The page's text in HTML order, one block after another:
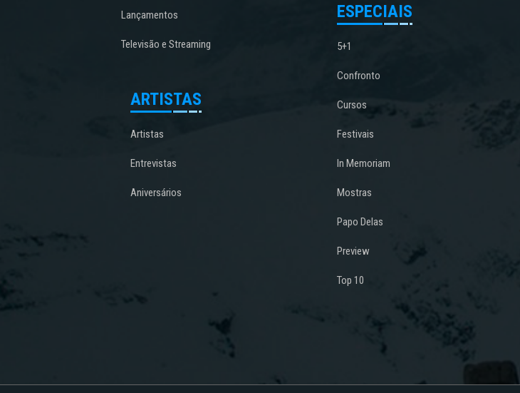
Lançamentos
Televisão e Streaming
ARTISTAS
Artistas
Entrevistas
Aniversários
ESPECIAIS
5+1
Confronto
Cursos
Festivais
In Memoriam
Mostras
Papo Delas
Preview
Top 10